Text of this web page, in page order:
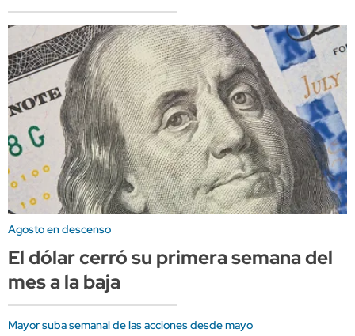
Agosto en descenso
El dólar cerró su primera semana del
mes a la baja
Mayor suba semanal de las acciones desde mayo